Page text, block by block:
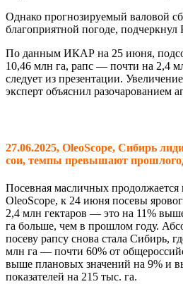
Однако прогнозируемый валовой
благоприятной погоде, подчеркнул
По данным ИКАР на 25 июня,
10,46 млн га, рапс — почти на 2,4
следует из презентации.
эксперт объяснил разочарованием
27.06.2025, OleoScope, Сибирь
сои, темпы превышают
Посевная масличных
OleoScope, к 24 июня посевы
2,4 млн гектаров — это на 11%
га больше, чем в прошлом году.
посеву рапсу снова стала Сибирь,
млн га — почти 60% от
выше плановых значений на 9% и
показателей на 215 тыс. га.